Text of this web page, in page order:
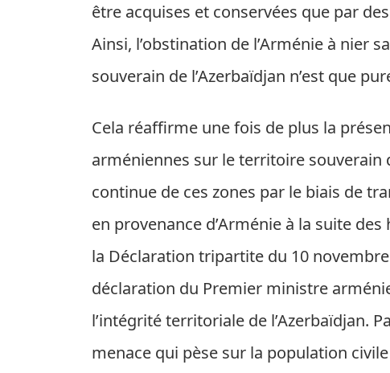
être acquises et conservées que par
Ainsi, l’obstination de l’Arménie à nier
souverain de l’Azerbaïdjan n’est que
Cela réaffirme une fois de plus la
arméniennes sur le territoire souverain
continue de ces zones par le biais de
en provenance d’Arménie à la suite
la Déclaration tripartite du 10
déclaration du Premier ministre
l’intégrité territoriale de l’Azerbaïdjan.
menace qui pèse sur la population